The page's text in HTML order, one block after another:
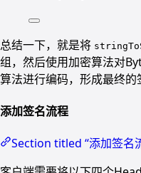
总结一下，就是将
组，然后使用加密算法对
算法进行编码，形成最终的
添加签名流程
Section titled “添加签名